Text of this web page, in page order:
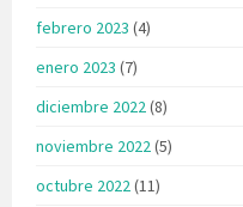
febrero 2023 (4)
enero 2023 (7)
diciembre 2022(8)
noviembre 2022(5)
octubre 2022(11)